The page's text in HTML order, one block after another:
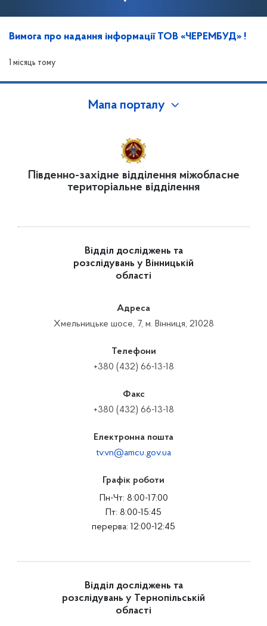
Вимога про надання інформації ТОВ «ЧЕРЕМБУД» !
1 місяць тому
Мапа порталу
Південно-західне відділення міжобласне
територіальне відділення
Відділ досліджень та
розслідувань у Вінницькій
області
Адреса
Хмельницьке шосе, 7, м. Вінниця, 21028
Телефони
+380 (432) 66-13-18
Факс
+380 (432) 66-13-18
Електронна пошта
tv.vn@amcu.gov.ua
Графік роботи
Пн-Чт: 8:00-17:00
Пт: 8:00-15:45
перерва: 12:00-12:45
Відділ досліджень та
розслідувань у Тернопільській
області